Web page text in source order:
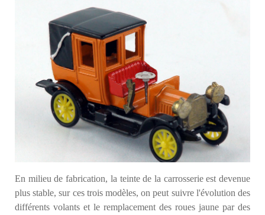
En milieu de fabrication, la teinte de la carrosserie est devenue
plus stable, sur ces trois modèles, on peut suivre l'évolution des
différents volants et le remplacement des roues jaune par des